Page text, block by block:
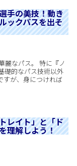
手の美技！動き
ックパスを出そ
麗なパス。 特に『ノ
礎的なパス技術以外
すが、身につければ
レイト」と「ド
理解しよう！